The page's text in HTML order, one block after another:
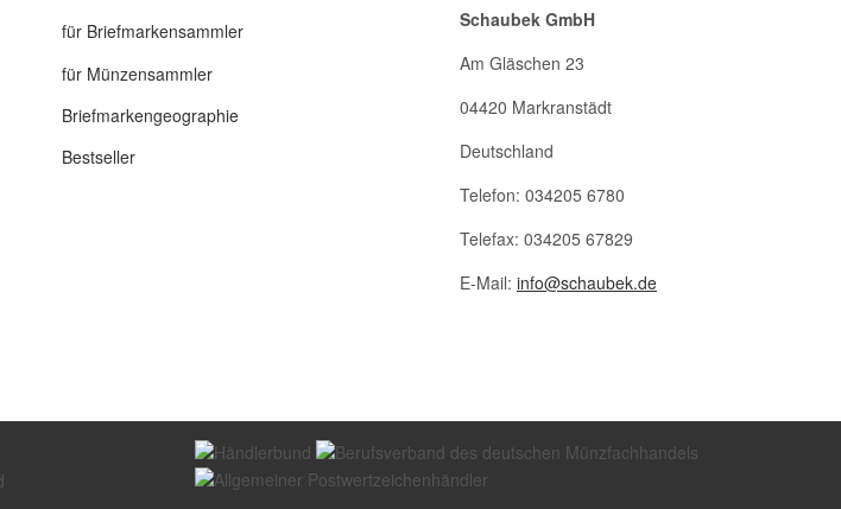
für Briefmarkensammler
für Münzensammler
Briefmarkengeographie
Bestseller
Schaubek GmbH
Am Gläschen 23
04420 Markranstädt
Deutschland
Telefon: 034205 6780
Telefax: 034205 67829
E-Mail: info@schaubek.de